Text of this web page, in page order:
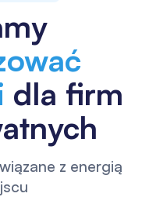
dla firm
z energią